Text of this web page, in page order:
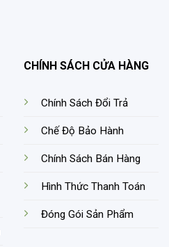
CHÍNH SÁCH CỬA HÀNG
Chính Sách Đổi Trả
Chế Độ Bảo Hành
Chính Sách Bán Hàng
Hình Thức Thanh Toán
Đóng Gói Sản Phẩm